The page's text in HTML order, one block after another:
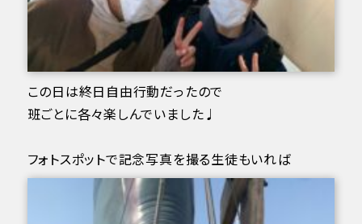
この日は終日自由行動だったので
班ごとに各々楽しんでいました♩
フォトスポットで記念写真を撮る生徒もいれば